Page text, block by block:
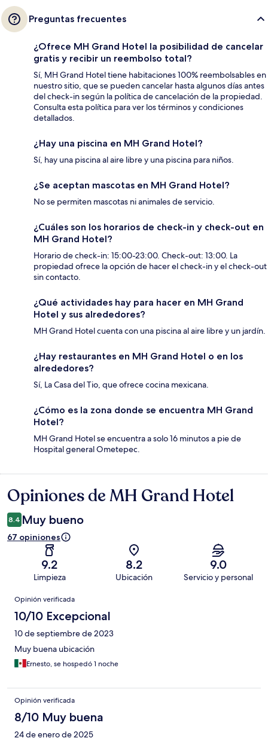
Preguntas frecuentes
¿Ofrece MH Grand Hotel la posibilidad de cancelar
gratis y recibir un reembolso total?
Sí, MH Grand Hotel tiene habitaciones 100% reembolsables en
nuestro sitio, que se pueden cancelar hasta algunos días antes
del check-in según la política de cancelación de la propiedad.
Consulta esta política para ver los términos y condiciones
detallados.
¿Hay una piscina en MH Grand Hotel?
Sí, hay una piscina al aire libre y una piscina para niños.
¿Se aceptan mascotas en MH Grand Hotel?
No se permiten mascotas ni animales de servicio.
¿Cuáles son los horarios de check-in y check-out en
MH Grand Hotel?
Horario de check-in: 15:00-23:00. Check-out: 13:00. La
propiedad ofrece la opción de hacer el check-in y el check-out
sin contacto.
¿Qué actividades hay para hacer en MH Grand
Hotel y sus alrededores?
MH Grand Hotel cuenta con una piscina al aire libre y un jardín.
¿Hay restaurantes en MH Grand Hotel o en los
alrededores?
Sí, La Casa del Tio, que ofrece cocina mexicana.
¿Cómo es la zona donde se encuentra MH Grand
Hotel?
MH Grand Hotel se encuentra a solo 16 minutos a pie de
Hospital general Ometepec.
Opiniones
Opiniones de MH Grand Hotel
8.4 Muy bueno
67 opiniones
9.2
Limpieza
8.2
Ubicación
9.0
Servicio y personal
Opiniones
Opinión verificada
10/10 Excepcional
10 de septiembre de 2023
Muy buena ubicación
Ernesto, se hospedó 1 noche
Opinión verificada
8/10 Muy buena
24 de enero de 2025